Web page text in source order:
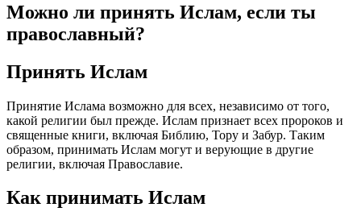
Можно ли принять Ислам, если ты
православный?
Принять Ислам
Принятие Ислама возможно для всех, независимо от того,
какой религии был прежде. Ислам признает всех пророков и
священные книги, включая Библию, Тору и Забур. Таким
образом, принимать Ислам могут и верующие в другие
религии, включая Православие.
Как принимать Ислам